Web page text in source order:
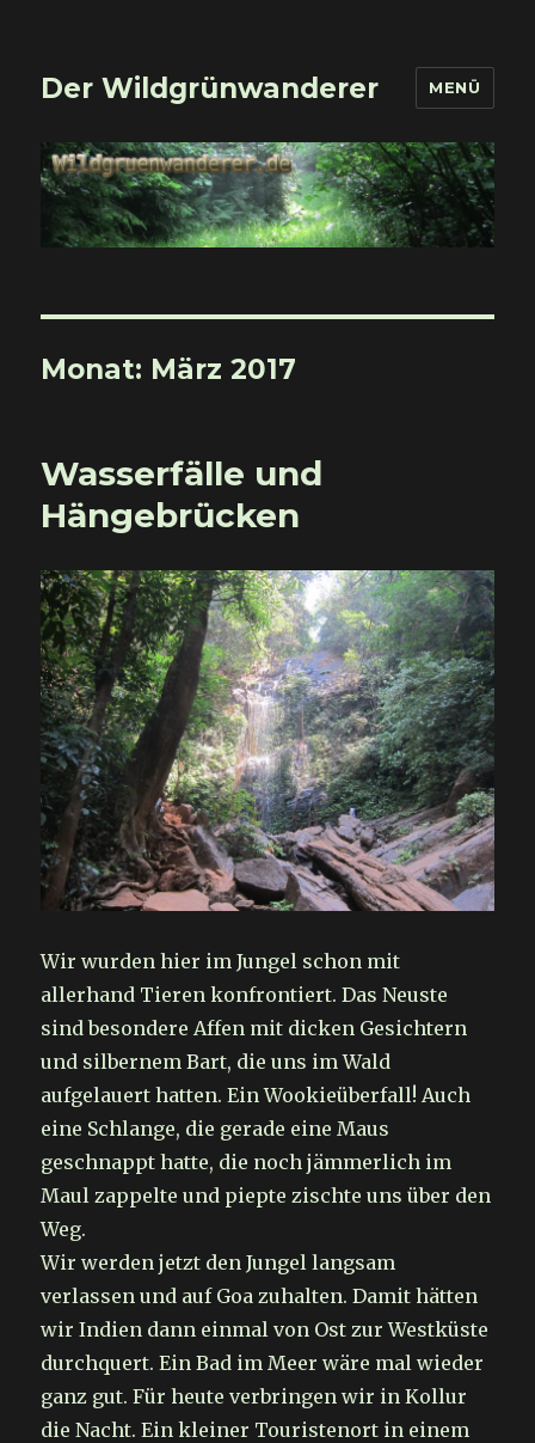
Der Wildgrünwanderer MENÜ
Monat: März 2017
Wasserfälle und
Hängebrücken
Wir wurden hier im Jungel schon mit
allerhand Tieren konfrontiert. Das Neuste
sind besondere Affen mit dicken Gesichtern
und silbernem Bart, die uns im Wald
aufgelauert hatten. Ein Wookieüberfall! Auch
eine Schlange, die gerade eine Maus
geschnappt hatte, die noch jämmerlich im
Maul zappelte und piepte zischte uns über den
Weg.
Wir werden jetzt den Jungel langsam
verlassen und auf Goa zuhalten. Damit hätten
wir Indien dann einmal von Ost zur Westküste
durchquert. Ein Bad im Meer wäre mal wieder
ganz gut. Für heute verbringen wir in Kollur
die Nacht. Ein kleiner Touristenort in einem